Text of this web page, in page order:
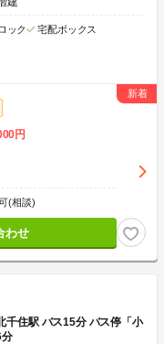
ック 宅配ボックス
円
(相談)
わせ
千住駅 バス15分 バス停「小
分